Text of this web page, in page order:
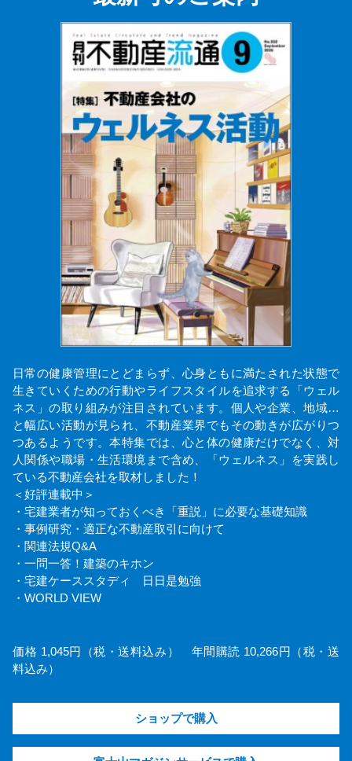
日常の健康管理にとどまらず、心身ともに満たされた状態で
生きていくための行動やライフスタイルを追求する「ウェル
ネス」の取り組みが注目されています。個人や企業、地域…
と幅広い活動が見られ、不動産業界でもその動きが広がりつ
つあるようです。本特集では、心と体の健康だけでなく、対
人関係や職場・生活環境まで含め、「ウェルネス」を実践し
ている不動産会社を取材しました！
＜好評連載中＞
・宅建業者が知っておくべき「重説」に必要な基礎知識
・事例研究・適正な不動産取引に向けて
・関連法規Q&A
・一問一答！建築のキホン
・宅建ケーススタディ 日日是勉強
・WORLD VIEW
価格 1,045円（税・送料込み） 年間購読 10,266円（税・送
料込み）
ショップで購入